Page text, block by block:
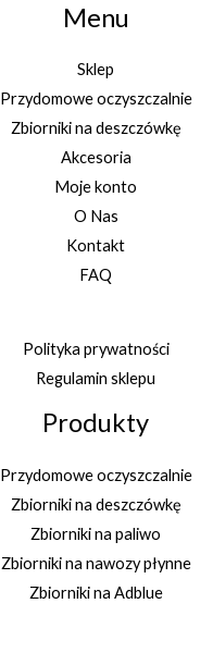
Menu
Sklep
Przydomowe oczyszczalnie
Zbiorniki na deszczówkę
Akcesoria
Moje konto
O Nas
Kontakt
FAQ
Polityka prywatności
Regulamin sklepu
Produkty
Przydomowe oczyszczalnie
Zbiorniki na deszczówkę
Zbiorniki na paliwo
Zbiorniki na nawozy płynne
Zbiorniki na Adblue